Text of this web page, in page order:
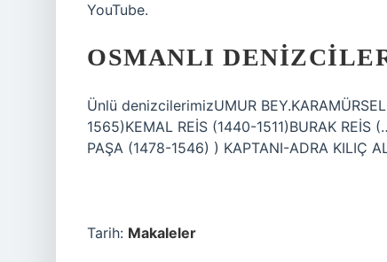
YouTube.
OSMANLI
Ünlü denizcilerimizUMUR
1565)KEMAL REİS (1440-1511)BURAK REİS
PAŞA (1478-1546) ) KAPTANI-ADRA KILIÇ
Tarih: Makaleler